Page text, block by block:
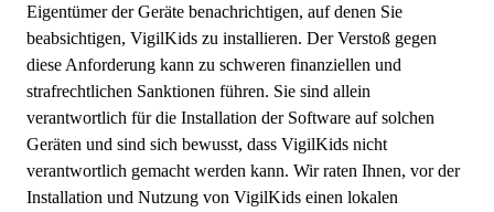
Eigentümer der Geräte benachrichtigen, auf denen Sie
beabsichtigen, VigilKids zu installieren. Der Verstoß gegen
diese Anforderung kann zu schweren finanziellen und
strafrechtlichen Sanktionen führen. Sie sind allein
verantwortlich für die Installation der Software auf solchen
Geräten und sind sich bewusst, dass VigilKids nicht
verantwortlich gemacht werden kann. Wir raten Ihnen, vor der
Installation und Nutzung von VigilKids einen lokalen